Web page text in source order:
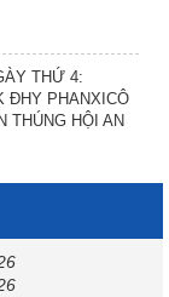
THỨ 4:
ĐHY PHANXICÔ
THÚNG HỘI AN